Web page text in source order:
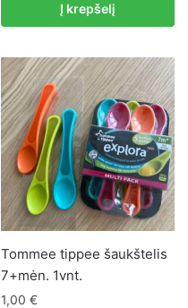
Į krepšelį
Tommee tippee šaukštelis
7+mėn. 1vnt.
1,00 €